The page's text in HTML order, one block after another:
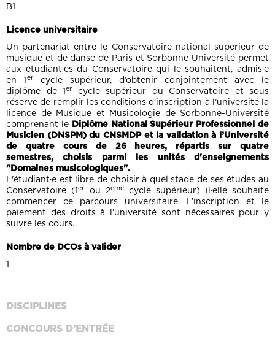
B1
Licence universitaire
Un partenariat entre le Conservatoire national supérieur de
musique et de danse de Paris et Sorbonne Université permet
aux étudiant·es du Conservatoire qui le souhaitent, admis·e
en 1 er
cycle supérieur, d’obtenir conjointement avec le
diplôme de 1 er
cycle supérieur du Conservatoire et sous
réserve de remplir les conditions d’inscription à l’université la
licence de Musique et Musicologie de Sorbonne-Université
comprenant le Diplôme National Supérieur Professionnel de
Musicien (DNSPM) du CNSMDP et la validation à l’Université
de quatre cours de 26 heures, répartis sur quatre
semestres, choisis parmi les unités d'enseignements
"Domaines musicologiques".
L'étudiant·e est libre de choisir à quel stade de ses études au
Conservatoire (1er ou 2èmecycle supérieur) il·elle souhaite
commencer ce parcours universitaire. L’inscription et le
paiement des droits à l’université sont nécessaires pour y
suivre les cours.
Nombre de DCOs à valider
1
DISCIPLINES
CONCOURS D'ENTRÉE